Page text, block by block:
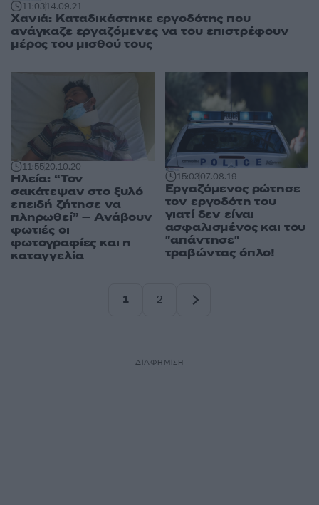
11:0314.09.21
Χανιά: Καταδικάστηκε εργοδότης που
ανάγκαζε εργαζόμενες να του επιστρέφουν
μέρος του μισθού τους
11:5520.10.20
Ηλεία: “Τον
σακάτεψαν στο ξυλό
επειδή ζήτησε να
πληρωθεί” – Ανάβουν
φωτιές οι
φωτογραφίες και η
καταγγελία
15:0307.08.19
Εργαζόμενος ρώτησε
τον εργοδότη του
γιατί δεν είναι
ασφαλισμένος και του
"απάντησε"
τραβώντας όπλο!
1
2
ΔΙΑΦΗΜΙΣΗ